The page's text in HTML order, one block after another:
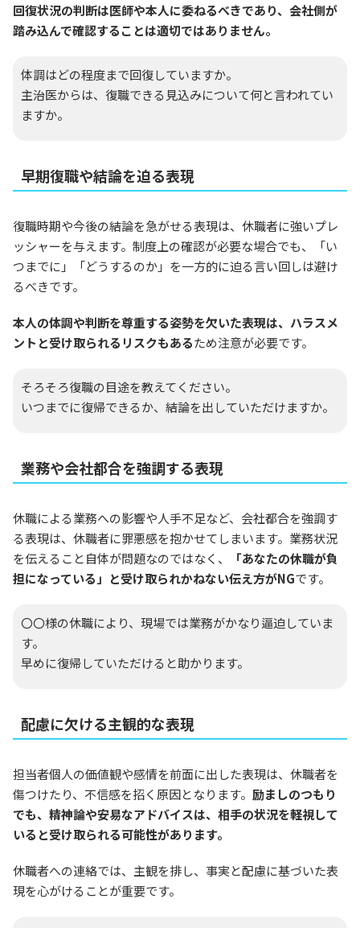
回復状況の判断は医師や本人に委ねるべきであり、会社側が
踏み込んで確認することは適切ではありません。
体調はどの程度まで回復していますか。
主治医からは、復職できる見込みについて何と言われてい
ますか。
早期復職や結論を迫る表現
復職時期や今後の結論を急がせる表現は、休職者に強いプレ
ッシャーを与えます。制度上の確認が必要な場合でも、「い
つまでに」「どうするのか」を一方的に迫る言い回しは避け
るべきです。
本人の体調や判断を尊重する姿勢を欠いた表現は、ハラスメ
ントと受け取られるリスクもあるため注意が必要です。
そろそろ復職の目途を教えてください。
いつまでに復帰できるか、結論を出していただけますか。
業務や会社都合を強調する表現
休職による業務への影響や人手不足など、会社都合を強調す
る表現は、休職者に罪悪感を抱かせてしまいます。業務状況
を伝えること自体が問題なのではなく、
「あなたの休職が負
担になっている」と受け取られかねない伝え方がNGです。
〇〇様の休職により、現場では業務がかなり逼迫していま
す。
早めに復帰していただけると助かります。
配慮に欠ける主観的な表現
担当者個人の価値観や感情を前面に出した表現は、休職者を
傷つけたり、不信感を招く原因となります。 励ましのつもり
でも、精神論や安易なアドバイスは、相手の状況を軽視して
いると受け取られる可能性があります。
休職者への連絡では、主観を排し、事実と配慮に基づいた表
現を心がけることが重要です。